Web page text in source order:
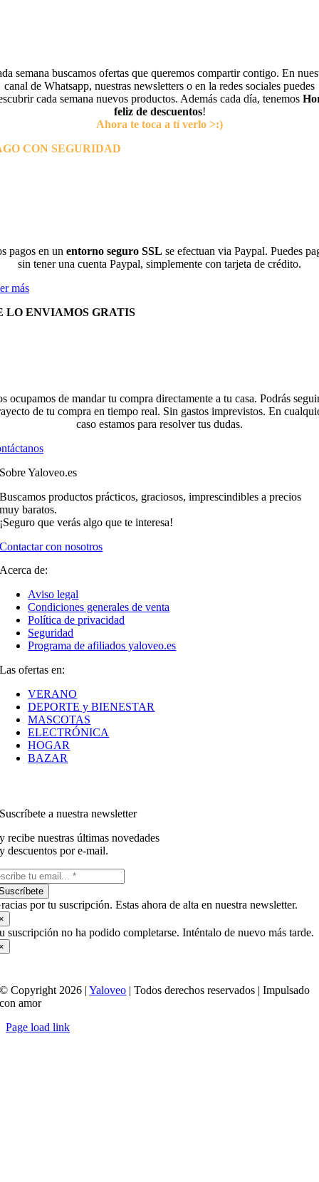
semana buscamos ofertas que queremos compartir contigo. En
canal de Whatsapp, nuestras newsletters o en la redes sociales puedes
cada semana nuevos productos. Además cada día, tenemos
feliz de descuentos!
Ahora te toca a tí verlo >:)
CON SEGURIDAD
pagos en un entorno seguro SSL se efectuan via Paypal. Puedes
sin tener una cuenta Paypal, simplemente con tarjeta de crédito.
más
LO ENVIAMOS GRATIS
ocupamos de mandar tu compra directamente a tu casa. Podrás
de tu compra en tiempo real. Sin gastos imprevistos. En
caso estamos para resolver tus dudas.
Sobre Yaloveo.es
Buscamos productos prácticos, graciosos, imprescindibles a precios
muy baratos.
¡Seguro que verás algo que te interesa!
Contactar con nosotros
Acerca de:
Aviso legal
Condiciones generales de venta
Política de privacidad
Seguridad
Programa de afiliados yaloveo.es
Las ofertas en:
VERANO
DEPORTE y BIENESTAR
MASCOTAS
ELECTRÓNICA
HOGAR
BAZAR
Suscríbete a nuestra newsletter
y recibe nuestras últimas novedades
y descuentos por e-mail.
por tu suscripción. Estas ahora de alta en nuestra newsletter.
suscripción no ha podido completarse. Inténtalo de nuevo más tarde.
© Copyright 2026 |Yaloveo | Todos derechos reservados | Impulsado
con amor
Page load link